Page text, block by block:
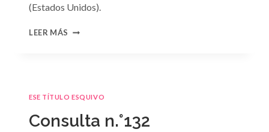
(Estados Unidos).
LEER MÁS CONSULTA
ESE TÍTULO ESQUIVO
Consulta n.°132